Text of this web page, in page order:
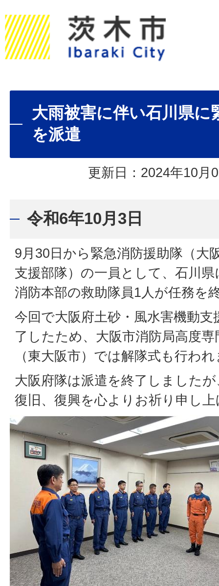
大雨被害に伴い石川県に
を派遣
更新日：2024年10月
令和6年10月3日
9月30日から緊急消防援助隊（大
支援部隊）の一員として、石川
消防本部の救助隊員1人が任務を
今回で大阪府土砂・風水害機動
了したため、大阪市消防局高度
（東大阪市）では解隊式も行わ
大阪府隊は派遣を終了しました
復旧、復興を心よりお祈り申し